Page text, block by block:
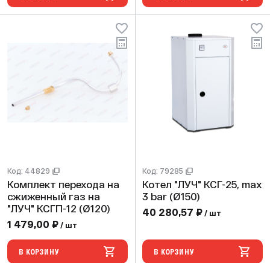
Код: 44829
Комплект перехода на
сжиженный газ на
"ЛУЧ" КСГП-12 (Ø120)
1 479,00 ₽ / шт
В КОРЗИНУ
Код: 79285
Котел "ЛУЧ" КСГ-25, max
3 bar (Ø150)
40 280,57 ₽ / шт
В КОРЗИНУ